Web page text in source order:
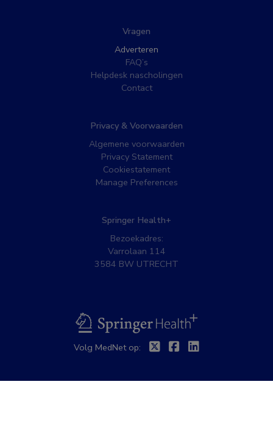
Vragen
Adverteren
FAQ’s
Helpdesk nascholingen
Contact
Privacy & Voorwaarden
Algemene voorwaarden
Privacy Statement
Cookiestatement
Manage Preferences
Springer Health+
Bezoekadres:
Varrolaan 114
3584 BW UTRECHT
BSL
Volg MedNet op: TwitterFacebook
Linkedin